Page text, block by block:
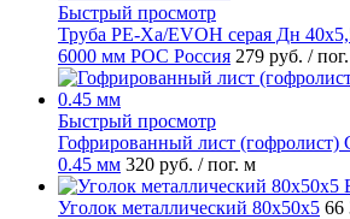
Быстрый просмотр
Труба PE-Xa/EVOH серая Дн
6000 мм РОС Россия 279 руб. /
Быстрый просмотр
Гофрированный лист (гофролист)
0.45 мм 320 руб. / пог. м
Уголок металлический 80х50х5 66